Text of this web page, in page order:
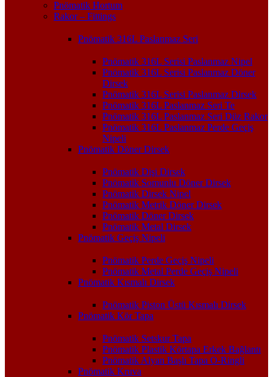
Pnömatik Hortum
Rakor – Fittings
Pnömatik 316L Paslanmaz Seri
Pnömatik 316L Serisi Paslanmaz Nipel
Pnömatik 316L Serisi Paslanmaz Döner
Dirsek
Pnömatik 316L Serisi Paslanmaz Dirsek
Pnömatik 316L Paslanmaz Seri Te
Pnömatik 316L Paslanmaz Seri Düz Rakor
Pnömatik 316L Paslanmaz Perde Geçiş
Nipeli
Pnömatik Döner Dirsek
Pnömatik Dişi Dirsek
Pnömatik Somunlu Döner Dirsek
Pnömatik Dirsek Nipel
Pnömatik Metrik Döner Dirsek
Pnömatik Döner Dirsek
Pnömatik Metal Dirsek
Pnömatik Geçiş Nipeli
Pnömatik Perde Geçiş Nipeli
Pnömatik Metal Perde Geçiş Nipeli
Pnömatik Kısmalı Dirsek
Pnömatik Piston Üstü Kısmalı Dirsek
Pnömatik Kör Tapa
Pnömatik Setskur Tapa
Pnömatik Plastik Körtapa Erkek Bağlantı
Pnömatik Alyan Başlı Tapa O-Ringli
Pnömatik Kruva